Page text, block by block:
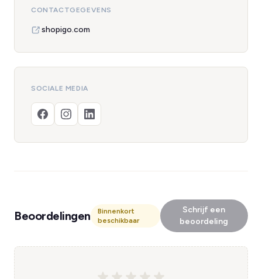
CONTACTGEGEVENS
shopigo.com
SOCIALE MEDIA
Beoordelingen
Binnenkort
beschikbaar
Schrijf een
beoordeling